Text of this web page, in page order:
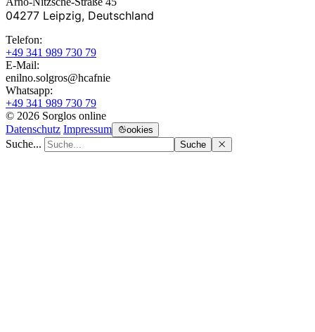
04277 Leipzig, Deutschland
Telefon:
+49 341 989 730 79
E-Mail:
enilno.solgros@hcafnie
Whatsapp:
+49 341 989 730 79
© 2026 Sorglos online
Datenschutz Impressum ookies
Suche... Suche